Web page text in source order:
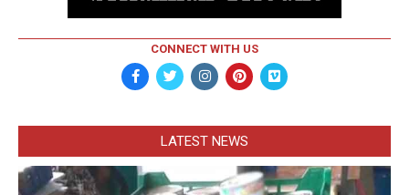
CONNECT WITH US
LATEST NEWS